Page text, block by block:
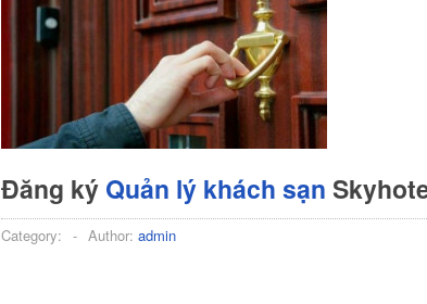
Đăng ký Quản lý khách sạn
Category: - Author: admin